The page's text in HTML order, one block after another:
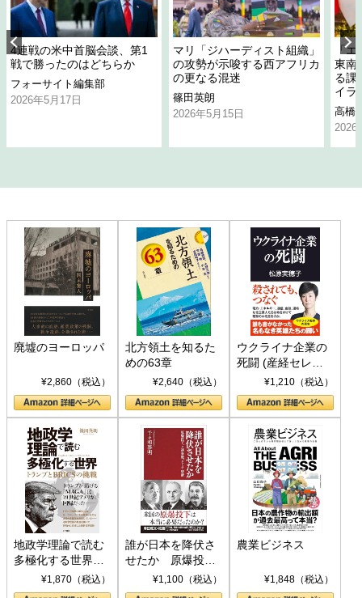
4連戦の米中首脳会談、第1
戦で勝ったのはどちらか
フォーサイト編集部
2026年5月17日
マリ「ジハーディスト組織」
の攻勢が示唆する西アフリカ
の更なる混迷
篠田英朗
2026年5月15日
「
東南
る課
イラ
高橋
2026
廃墟のヨーロッパ
¥2,860（税込）
北方領土を知るた
めの63章
¥2,640（税込）
ウクライナ企業の
死闘 (産経セレク
ト S 039)¥1,210（税込）
地政学理論で読む
多極化する世界：
トランプとBRICS
の挑戦
¥1,870（税込）
誰が日本を降伏さ
せたか 原爆投
下、ソ連参戦、そ
して聖断 (PHP新
¥1,100（税込）
農業ビジネス
¥1,848（税込）